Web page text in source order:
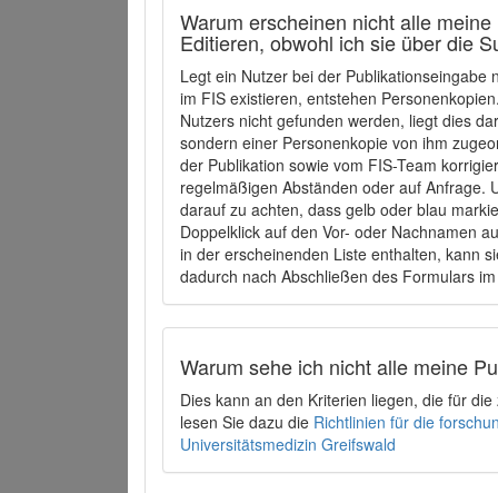
Warum erscheinen nicht alle
Editieren, obwohl ich sie über die
Legt ein Nutzer bei der
im FIS existieren, entstehen
Nutzers nicht gefunden werden, liegt dies
sondern einer Personenkopie von ihm
der Publikation sowie vom FIS-Team
regelmäßigen Abständen oder auf Anfrage.
darauf zu achten, dass gelb oder blau
Doppelklick auf den Vor- oder Nachnamen
in der erscheinenden Liste enthalten, kann
dadurch nach Abschließen des Formulars
Warum sehe ich nicht alle meine
Dies kann an den Kriterien liegen, die für
lesen Sie dazu die Richtlinien für die
Universitätsmedizin Greifswald